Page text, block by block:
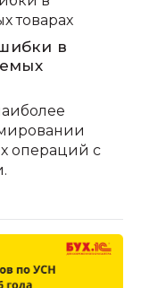
в
операций с